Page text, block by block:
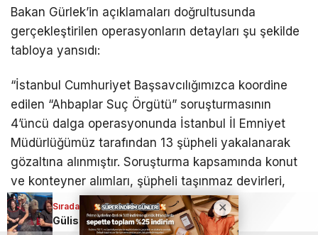
Sıradaki Haber
Ahbap Derneğine kayyım atandı
Bakan Gürlek’in açıklamaları doğrultusunda
gerçekleştirilen operasyonların detayları şu şekilde
tabloya yansıdı:
“İstanbul Cumhuriyet Başsavcılığımızca koordine
edilen “Ahbaplar Suç Örgütü” soruşturmasının
4’üncü dalga operasyonunda İstanbul İl Emniyet
Müdürlüğümüz tarafından 13 şüpheli yakalanarak
gözaltına alınmıştır. Soruşturma kapsamında konut
ve konteyner alımları, şüpheli taşınmaz devirleri,
dernek tarafından düzenlenen çekler ile mali ve
ticari ilişkiler bütün yönleriyle incelenmektedir.
Sıradaki Haber
Gülistan Doku dosyasında ‘4 koli’ bilmecesi!